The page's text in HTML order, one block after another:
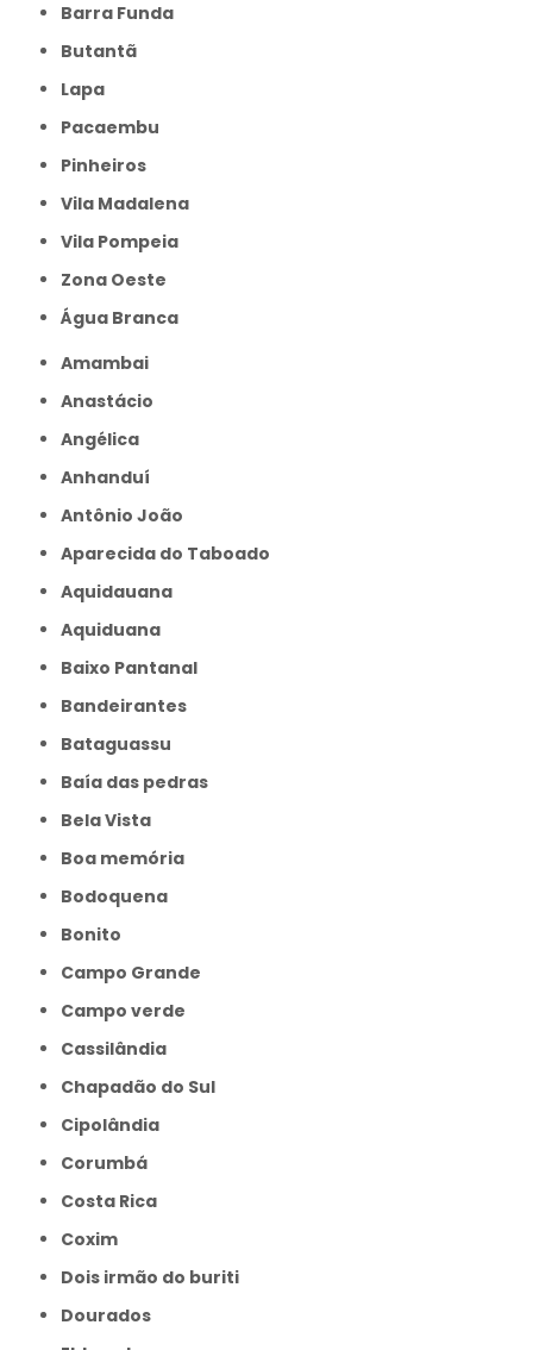
Barra Funda
Butantã
Lapa
Pacaembu
Pinheiros
Vila Madalena
Vila Pompeia
Zona Oeste
Água Branca
Amambai
Anastácio
Angélica
Anhanduí
Antônio João
Aparecida do Taboado
Aquidauana
Aquiduana
Baixo Pantanal
Bandeirantes
Bataguassu
Baía das pedras
Bela Vista
Boa memória
Bodoquena
Bonito
Campo Grande
Campo verde
Cassilândia
Chapadão do Sul
Cipolândia
Corumbá
Costa Rica
Coxim
Dois irmão do buriti
Dourados